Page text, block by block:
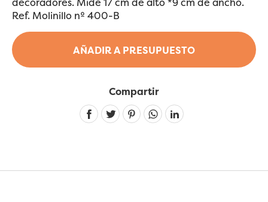
AÑADIR A PRESUPUESTO
Ref. Molinillo nº 400-B
Compartir
Linkedin